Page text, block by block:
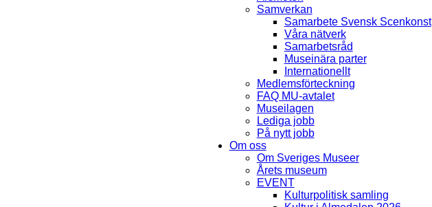
Samverkan
Samarbete Svensk Scenkonst
Våra nätverk
Samarbetsråd
Museinära parter
Internationellt
Medlemsförteckning
FAQ MU-avtalet
Museilagen
Lediga jobb
På nytt jobb
Om oss
Om Sveriges Museer
Årets museum
EVENT
Kulturpolitisk samling